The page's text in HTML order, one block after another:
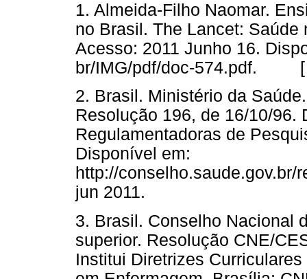
1. Almeida-Filho Naomar.
no Brasil. The Lancet:
Acesso: 2011 Junho 16.
br/IMG/pdf/doc-574.pdf.
2. Brasil. Ministério da
Resolução 196, de 16/10/96.
Regulamentadoras de
Disponível em:
http://
jun 2011.
3. Brasil. Conselho Nacional
superior. Resolução CNE/
Institui Diretrizes